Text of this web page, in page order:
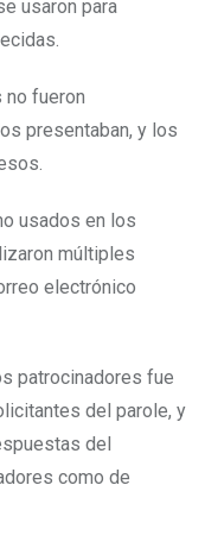
usaron para
no fueron
presentaban, y los
usados en los
múltiples
electrónico
patrocinadores fue
del parole, y
del
como de